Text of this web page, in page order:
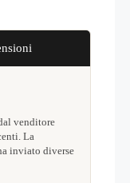
venditore
La
inviato diverse